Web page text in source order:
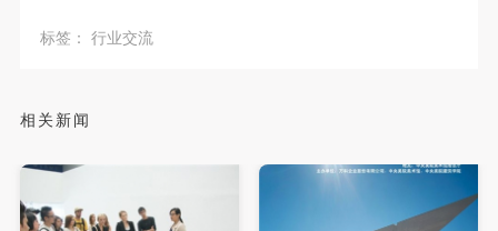
标签： 行业交流
相关新闻